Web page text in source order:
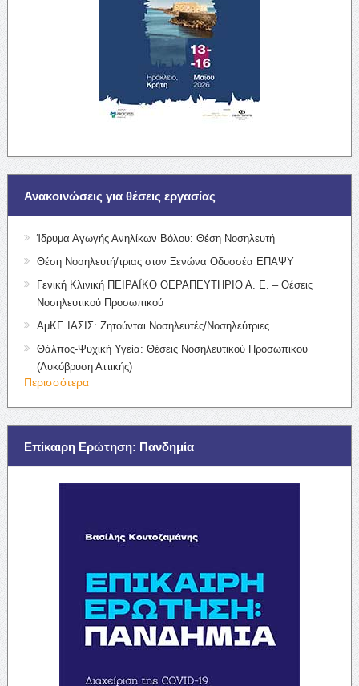
Ανακοινώσεις για θέσεις εργασίας
Ίδρυμα Αγωγής Ανηλίκων Βόλου: Θέση Νοσηλευτή
Θέση Νοσηλευτή/τριας στον Ξενώνα Οδυσσέα ΕΠΑΨΥ
Γενική Κλινική ΠΕΙΡΑΪΚΟ ΘΕΡΑΠΕΥΤΗΡΙΟ Α. Ε. – Θέσεις
Νοσηλευτικού Προσωπικού
ΑμΚΕ ΙΑΣΙΣ: Ζητούνται Νοσηλευτές/Νοσηλεύτριες
Θάλπος-Ψυχική Υγεία: Θέσεις Νοσηλευτικού Προσωπικού
(Λυκόβρυση Αττικής)
Περισσότερα
Επίκαιρη Ερώτηση: Πανδημία